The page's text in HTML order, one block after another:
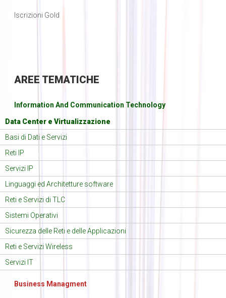
Iscrizioni Gold
AREE TEMATICHE
Information And Communication Technology
Data Center e Virtualizzazione
Basi di Dati e Servizi
Reti IP
Servizi IP
Linguaggi ed Architetture software
Reti e Servizi di TLC
Sistemi Operativi
Sicurezza delle Reti e delle Applicazioni
Reti e Servizi Wireless
Servizi IT
Business Managment